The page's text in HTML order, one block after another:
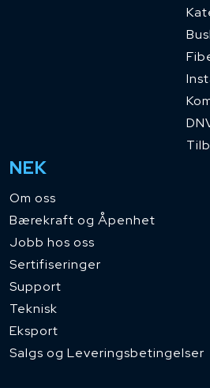
NEK
Om oss
Bærekraft og Åpenhet
Jobb hos oss
Sertifiseringer
Support
Teknisk
Eksport
Salgs og Leveringsbetingelser